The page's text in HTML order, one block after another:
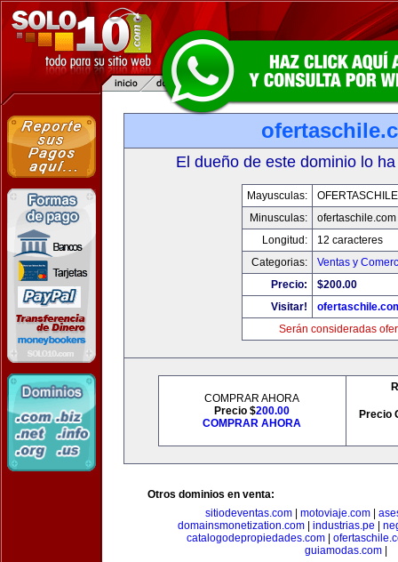
El dueño de este dominio lo
Mayusculas:
Minusculas:
ofertaschile.com
Longitud:
12 caracteres
Categorias:
Ventas y
Precio:
$200.00
Visitar!
Serán consideradas
COMPRAR AHORA
Precio $200.00
COMPRAR AHORA
Precio
Otros dominios en venta:
sitiodeventas.com
motoviaje.com
domainsmonetization.com| industrias.pe
catalogodepropiedades.com|
guiamodas.com|